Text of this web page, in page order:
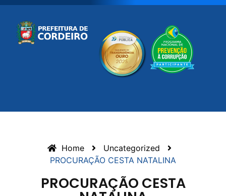
Home
Uncategorized
PROCURAÇÃO CESTA NATALINA
PROCURAÇÃO CESTA